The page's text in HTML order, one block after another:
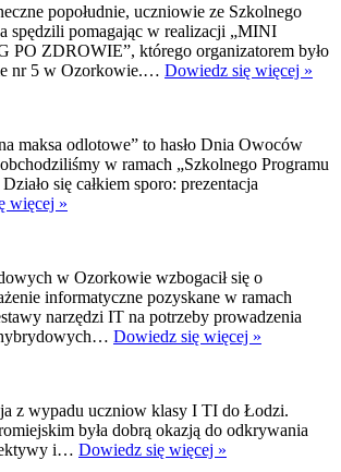
popołudnie, uczniowie ze Szkolnego
spędzili pomagając w realizacji „MINI
ZDROWIE”, którego organizatorem było
nr 5 w Ozorkowie.… Dowiedz się więcej »
maksa odlotowe” to hasło Dnia Owoców
w ramach „Szkolnego Programu
się całkiem sporo: prezentacja
więcej »
w Ozorkowie wzbogacił się o
informatyczne pozyskane w ramach
narzędzi IT na potrzeby prowadzenia
Dowiedz się więcej »
szkole
z wypadu uczniow klasy I TI do Łodzi.
była dobrą okazją do odkrywania
i… Dowiedz się więcej »